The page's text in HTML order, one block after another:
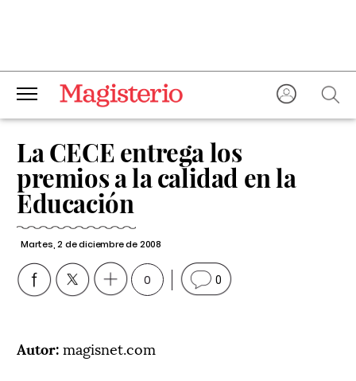
La CECE entrega los
premios a la calidad en la
Educación
Martes, 2 de diciembre de 2008
0 0
Autor:magisnet.com